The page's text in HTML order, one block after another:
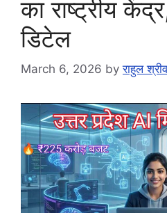
का राष्ट्रीय
डिटेल
March 6, 2026 byराहुल